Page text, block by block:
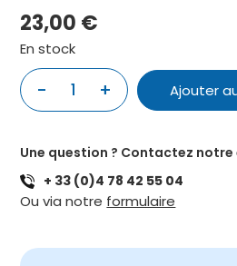
23,00 €
En stock
-
CUSTOM
LIGHT
11/52
+ Ajouter
Une question ? Contactez
+ 33 (0)4 78 42 55 04
Ou via notre formulaire